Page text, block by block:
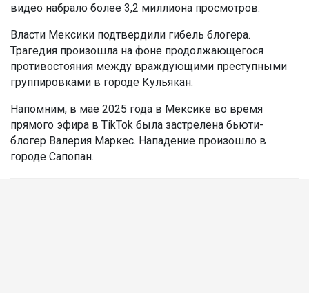
видео набрало более 3,2 миллиона просмотров.
Власти Мексики подтвердили гибель блогера.
Трагедия произошла на фоне продолжающегося
противостояния между враждующими преступными
группировками в городе Кульякан.
Напомним, в мае 2025 года в Мексике во время
прямого эфира в TikTok была застрелена бьюти-
блогер Валерия Маркес. Нападение произошло в
городе Сапопан.